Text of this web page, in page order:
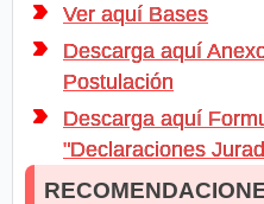
Ver aquí Bases
Descarga aquí
Postulación
Descarga aquí
"Declaraciones